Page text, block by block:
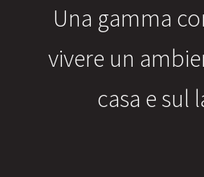
Una gamma
vivere un
casa e sul